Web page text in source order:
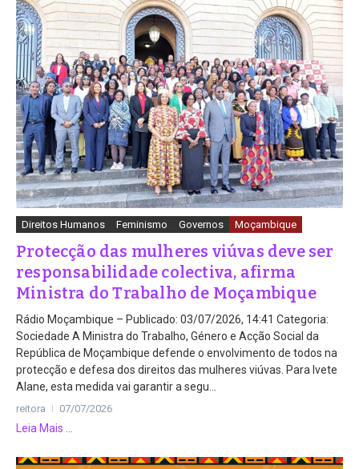
Direitos Humanos Feminismo Governos Moçambique
Protecção das mulheres viúvas deve ser
responsabilidade colectiva, afirma
Ministra do Trabalho de Moçambique
Rádio Moçambique – Publicado: 03/07/2026, 14:41 Categoria:
Sociedade A Ministra do Trabalho, Género e Acção Social da
República de Moçambique defende o envolvimento de todos na
protecção e defesa dos direitos das mulheres viúvas. Para Ivete
Alane, esta medida vai garantir a segu...
reitora 07/07/2026
Leia Mais ...